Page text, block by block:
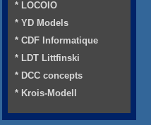
* LOCOIO
* YD Models
* CDF Informatique
* LDT Littfinski
* DCC concepts
* Krois-Modell